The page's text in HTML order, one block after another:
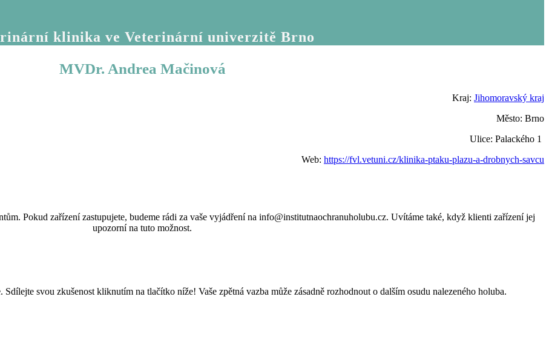
klinika ve Veterinární univerzitě Brno
MVDr. Andrea Mačinová
Kraj: Jihomoravský kraj
Město: Brno
Ulice: Palackého 1
Web: https://fvl.vetuni.cz/klinika-ptaku-plazu-a-drobnych-savcu
Pokud zařízení zastupujete, budeme rádi za vaše vyjádření na info@institutnaochranuholubu.cz. Uvítáme také, když klienti zařízení jej
upozorní na tuto možnost.
svou zkušenost kliknutím na tlačítko níže! Vaše zpětná vazba může zásadně rozhodnout o dalším osudu nalezeného holuba.